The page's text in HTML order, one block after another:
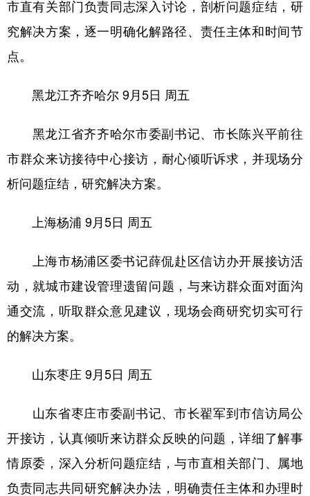
市直有关部门负责同志深入讨论，剖析问题症结，研
究解决方案，逐一明确化解路径、责任主体和时间节
点。
黑龙江齐齐哈尔 9月5日 周五
黑龙江省齐齐哈尔市委副书记、市长陈兴平前往
市群众来访接待中心接访，耐心倾听诉求，并现场分
析问题症结，研究解决方案。
上海杨浦 9月5日 周五
上海市杨浦区委书记薛侃赴区信访办开展接访活
动，就城市建设管理遗留问题，与来访群众面对面沟
通交流，听取群众意见建议，现场会商研究切实可行
的解决方案。
山东枣庄 9月5日 周五
山东省枣庄市委副书记、市长翟军到市信访局公
开接访，认真倾听来访群众反映的问题，详细了解事
情原委，深入分析问题症结，与市直相关部门、属地
负责同志共同研究解决办法，明确责任主体和办理时